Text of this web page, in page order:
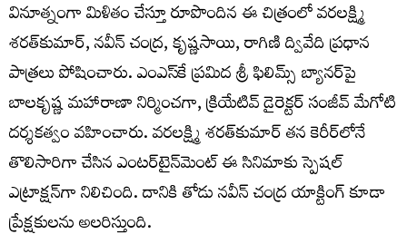
వినూత్నంగా మిళితం చేస్తూ రూపొందిన ఈ చిత్రంలో వరలక్ష్మి
శరత్‌కుమార్, నవీన్ చంద్ర, కృష్ణసాయి, రాగిణి ద్వివేది ప్రధాన
పాత్రలు పోషించారు. ఎంఎస్‌కే ప్రమిద శ్రీ ఫిలిమ్స్ బ్యానర్‌పై
బాలకృష్ణ మహారాణా నిర్మించగా, క్రియేటివ్ డైరెక్టర్ సంజీవ్ మేగోటి
దర్శకత్వం వహించారు. వరలక్ష్మి శరత్‌కుమార్ త‌న కెరీర్‌లోనే
తొలిసారిగా చేసిన ఎంట‌ర్‌టైన్‌మెంట్ ఈ సినిమాకు స్పెష‌ల్
ఎట్రాక్ష‌న్‌గా నిలిచింది. దానికి తోడు నవీన్ చంద్ర యాక్టింగ్ కూడా
ప్రేక్ష‌కుల‌ను అల‌రిస్తుంది.